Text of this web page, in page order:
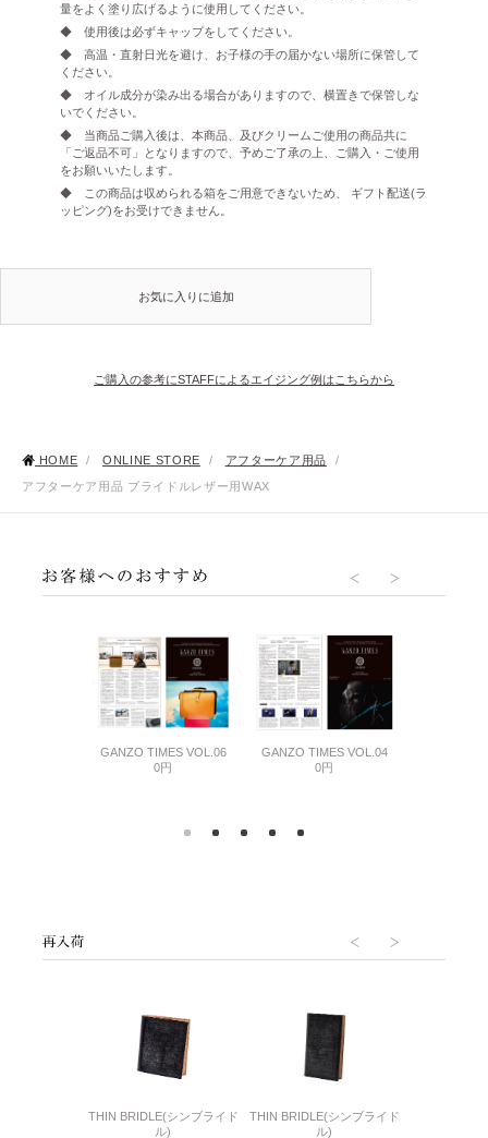
量をよく塗り広げるように使用してください。
◆ 使用後は必ずキャップをしてください。
◆ 高温・直射日光を避け、お子様の手の届かない場所に保管して
ください。
◆ オイル成分が染み出る場合がありますので、横置きで保管しな
いでください。
◆ 当商品ご購入後は、本商品、及びクリームご使用の商品共に
「ご返品不可」となりますので、予めご了承の上、ご購入・ご使用
をお願いいたします。
◆ この商品は収められる箱をご用意できないため、 ギフト配送(ラ
ッピング)をお受けできません。
お気に入りに追加
ご購入の参考にSTAFFによるエイジング例はこちらから
HOME / ONLINE STORE / アフターケア用品
/
アフターケア用品 ブライドルレザー用WAX
GANZO TIMES VOL.06
0円
GANZO TIMES VOL.04
0円
THIN BRIDLE(シンブライド
ル)
THIN BRIDLE(シンブライド
ル)